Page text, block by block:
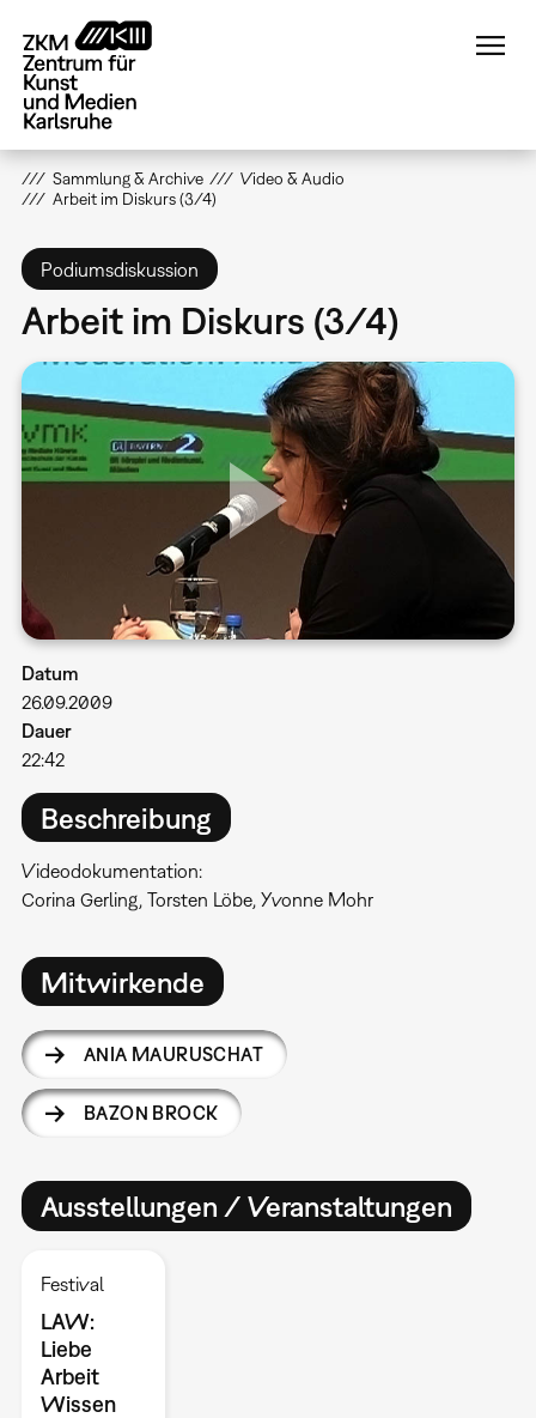
zum
Inhalt
Sammlung & Archive
Video & Audio
Arbeit im Diskurs (3/4)
Podiumsdiskussion
Arbeit im Diskurs (3/4)
Datum
26.09.2009
Dauer
22:42
Beschreibung
Videodokumentation:
Corina Gerling, Torsten Löbe, Yvonne Mohr
Mitwirkende
ANIA MAURUSCHAT
BAZON BROCK
Ausstellungen / Veranstaltungen
Festival
LAW:
Liebe
Arbeit
Wissen